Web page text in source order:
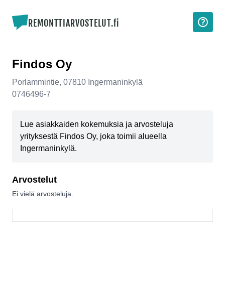
REMONTTIARVOSTELUT.fi
Findos Oy
Porlammintie, 07810 Ingermaninkylä
0746496-7
Lue asiakkaiden kokemuksia ja arvosteluja
yrityksestä Findos Oy, joka toimii alueella
Ingermaninkylä.
Arvostelut
Ei vielä arvosteluja.